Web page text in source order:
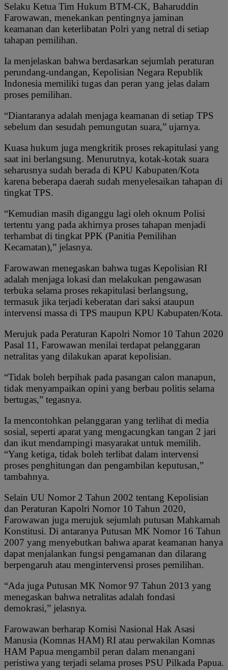
Selaku Ketua Tim Hukum BTM-CK, Baharuddin
Farowawan, menekankan pentingnya jaminan
keamanan dan keterlibatan Polri yang netral di setiap
tahapan pemilihan.
Ia menjelaskan bahwa berdasarkan sejumlah peraturan
perundang-undangan, Kepolisian Negara Republik
Indonesia memiliki tugas dan peran yang jelas dalam
proses pemilihan.
“Diantaranya adalah menjaga keamanan di setiap TPS
sebelum dan sesudah pemungutan suara,” ujarnya.
Kuasa hukum juga mengkritik proses rekapitulasi yang
saat ini berlangsung. Menurutnya, kotak-kotak suara
seharusnya sudah berada di KPU Kabupaten/Kota
karena beberapa daerah sudah menyelesaikan tahapan di
tingkat TPS.
“Kemudian masih diganggu lagi oleh oknum Polisi
tertentu yang pada akhirnya proses tahapan menjadi
terhambat di tingkat PPK (Panitia Pemilihan
Kecamatan),” jelasnya.
Farowawan menegaskan bahwa tugas Kepolisian RI
adalah menjaga lokasi dan melakukan pengawasan
terbuka selama proses rekapitulasi berlangsung,
termasuk jika terjadi keberatan dari saksi ataupun
intervensi massa di TPS maupun KPU Kabupaten/Kota.
Merujuk pada Peraturan Kapolri Nomor 10 Tahun 2020
Pasal 11, Farowawan menilai terdapat pelanggaran
netralitas yang dilakukan aparat kepolisian.
“Tidak boleh berpihak pada pasangan calon manapun,
tidak menyampaikan opini yang berbau politis selama
bertugas,” tegasnya.
Ia mencontohkan pelanggaran yang terlihat di media
sosial, seperti aparat yang mengacungkan tangan 2 jari
dan ikut mendampingi masyarakat untuk memilih.
“Yang ketiga, tidak boleh terlibat dalam intervensi
proses penghitungan dan pengambilan keputusan,”
tambahnya.
Selain UU Nomor 2 Tahun 2002 tentang Kepolisian
dan Peraturan Kapolri Nomor 10 Tahun 2020,
Farowawan juga merujuk sejumlah putusan Mahkamah
Konstitusi. Di antaranya Putusan MK Nomor 16 Tahun
2007 yang menyebutkan bahwa aparat keamanan hanya
dapat menjalankan fungsi pengamanan dan dilarang
berpengaruh atau mengintervensi proses pemilihan.
“Ada juga Putusan MK Nomor 97 Tahun 2013 yang
menegaskan bahwa netralitas adalah fondasi
demokrasi,” jelasnya.
Farowawan berharap Komisi Nasional Hak Asasi
Manusia (Komnas HAM) RI atau perwakilan Komnas
HAM Papua mengambil peran dalam menangani
peristiwa yang terjadi selama proses PSU Pilkada Papua.